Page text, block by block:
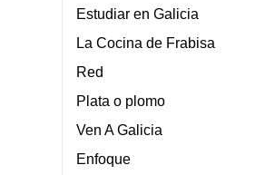
Estudiar en Galicia
La Cocina de Frabisa
Red
Plata o plomo
Ven A Galicia
Enfoque